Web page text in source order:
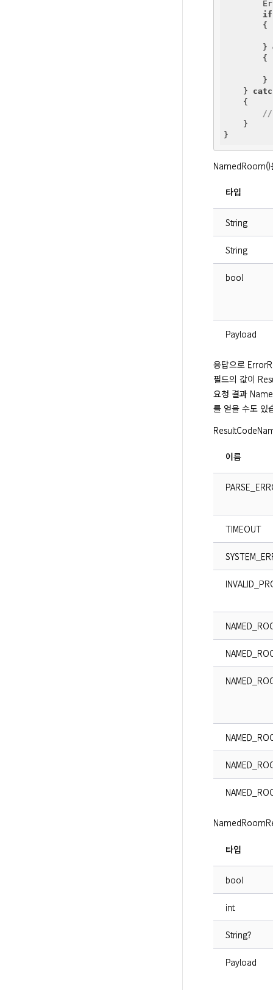
if
        {
        }
        {
        }
    }
    {
//
    }
NamedRoom()
타입
String
String
bool
Payload
응답으로
필드의 값이
요청 결과
를 얻을 수도 있
이름
TIMEOUT
타입
bool
int
String?
Payload